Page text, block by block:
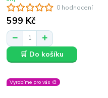
0 hodnocení
599 Kč
🛒 Do košíku
Vyrobíme pro vás 🎨